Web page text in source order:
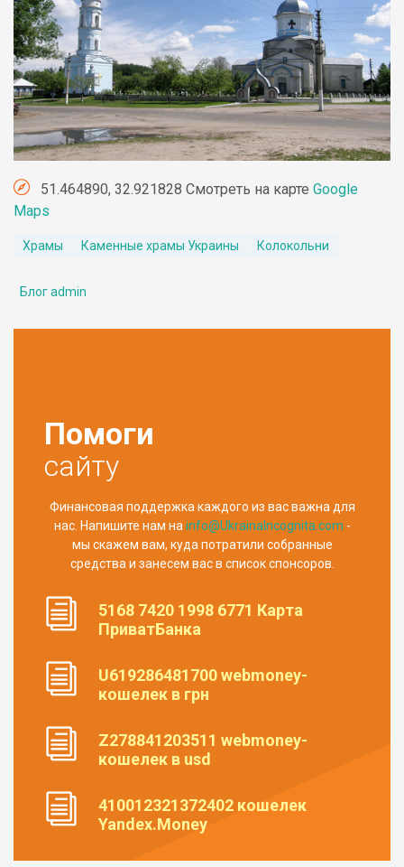
51.464890, 32.921828 Смотреть на карте Google
Maps
Храмы Каменные храмы Украины Колокольни
Блог admin
Помоги
сайту
Финансовая поддержка каждого из вас важна для
нас. Напишите нам на info@UkrainaIncognita.com -
мы скажем вам, куда потратили собранные
средства и занесем вас в список спонсоров.
5168 7420 1998 6771 Карта
ПриватБанка
U619286481700 webmoney-
кошелек в грн
Z278841203511 webmoney-
кошелек в usd
410012321372402 кошелек
Yandex.Money